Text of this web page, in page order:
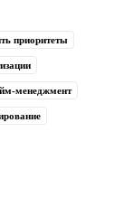
приоритеты
менеджмент